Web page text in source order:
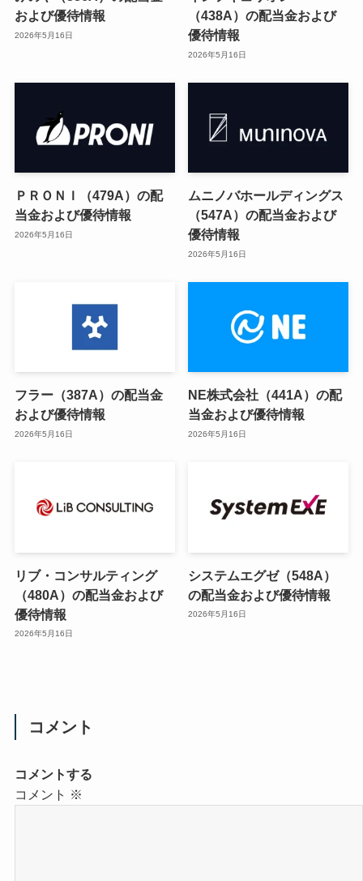
および優待情報
2026年5月16日
（438A）の配当金および
優待情報
2026年5月16日
ＰＲＯＮＩ（479A）の配
当金および優待情報
2026年5月16日
ムニノバホールディングス
（547A）の配当金および
優待情報
2026年5月16日
フラー（387A）の配当金
および優待情報
2026年5月16日
NE株式会社（441A）の配
当金および優待情報
2026年5月16日
リブ・コンサルティング
（480A）の配当金および
優待情報
2026年5月16日
システムエグゼ（548A）
の配当金および優待情報
2026年5月16日
コメント
コメントする
コメント ※